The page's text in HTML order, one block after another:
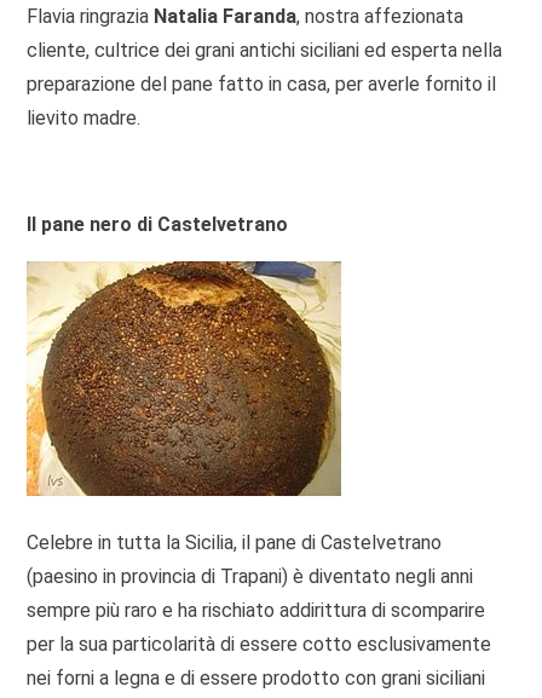
Flavia ringrazia Natalia Faranda, nostra affezionata
cliente, cultrice dei grani antichi siciliani ed esperta nella
preparazione del pane fatto in casa, per averle fornito il
lievito madre.
Il pane nero di Castelvetrano
Celebre in tutta la Sicilia, il pane di Castelvetrano
(paesino in provincia di Trapani) è diventato negli anni
sempre più raro e ha rischiato addirittura di scomparire
per la sua particolarità di essere cotto esclusivamente
nei forni a legna e di essere prodotto con grani siciliani